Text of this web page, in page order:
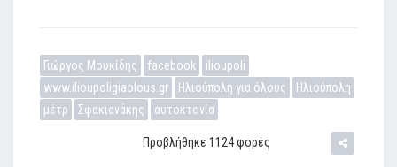
Γιώργος Μουκίδης facebook
ilioupoli
www.ilioupoligiaolous.gr
Ηλιούπολη για όλους
Ηλιούπολη
μέτρ
Σφακιανάκης αυτοκτονία
Προβλήθηκε 1124 φορές